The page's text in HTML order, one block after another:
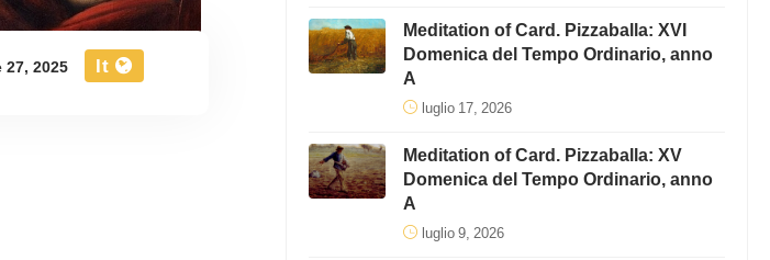
2025 It
Meditation of Card. Pizzaballa: XVI
Domenica del Tempo Ordinario, anno
A
luglio 17, 2026
Meditation of Card. Pizzaballa: XV
Domenica del Tempo Ordinario, anno
A
luglio 9, 2026